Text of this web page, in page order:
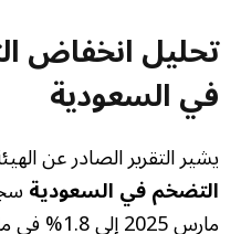
تحليل انخفاض
في السعودية
يشير التقرير الصادر عن
التضخم في السعودية